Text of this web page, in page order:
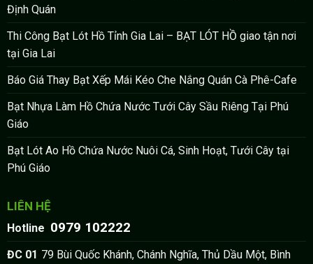
Định Quán
Thi Công Bạt Lót Hồ Tỉnh Gia Lai – BẠT LÓT HỒ giao tận nơi
tại Gia Lai
Báo Giá Thay Bạt Xếp Mái Kéo Che Nắng Quán Cà Phê-Cafe
Bạt Nhựa Làm Hồ Chứa Nước Tưới Cây Sầu Riêng Tại Phú
Giáo
Bạt Lót Ao Hồ Chứa Nước Nuôi Cá, Sinh Hoạt, Tưới Cây tại
Phú Giáo
LIÊN HỆ
Hotline 0979 102222
ĐC 01 79 Bùi Quốc Khánh, Chánh Nghĩa, Thủ Dầu Một, Bình